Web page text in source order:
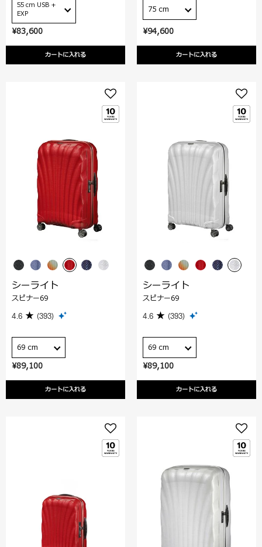
¥83,600
カートに入れる
55 cm USB +
EXP
¥94,600
カートに入れる
75 cm
¥89,100
カートに入れる
シーライト
スピナー69
4.6 (393)
69 cm
¥89,100
カートに入れる
シーライト
スピナー69
4.6 (393)
69 cm